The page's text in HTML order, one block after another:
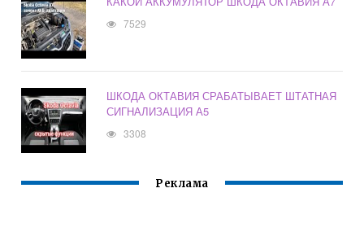
7529
ШКОДА ОКТАВИЯ СРАБАТЫВАЕТ ШТАТНАЯ
СИГНАЛИЗАЦИЯ А5
3308
Реклама